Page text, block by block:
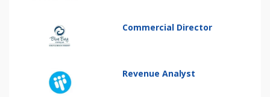
Commercial Director
Revenue Analyst